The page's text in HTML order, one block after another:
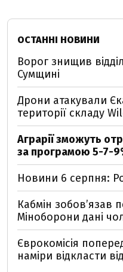
ОСТАННІ НОВИНИ
Ворог знищив
Сумщині
Дрони атакували
території складу
Аграрії зможуть
за програмою 5-7-
Новини 6 серпня:
Кабмін зобовʼязав
Міноборони дані
Єврокомісія
наміри відкласти